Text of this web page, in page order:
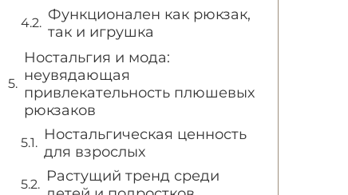
Функционален как рюкзак,
так и игрушка
Ностальгия и мода:
неувядающая
привлекательность плюшевых
рюкзаков
Ностальгическая ценность
для взрослых
Растущий тренд среди